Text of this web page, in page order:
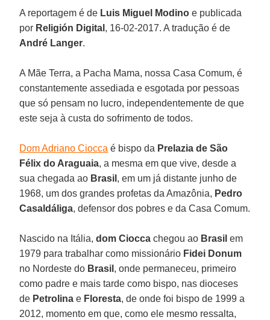
A reportagem é de Luis Miguel Modino e publicada
por Religión Digital , 16-02-2017. A tradução é de
André Langer.
A Mãe Terra, a Pacha Mama, nossa Casa Comum, é
constantemente assediada e esgotada por pessoas
que só pensam no lucro, independentemente de que
este seja à custa do sofrimento de todos.
Dom Adriano Ciocca é bispo da Prelazia de São
Félix do Araguaia, a mesma em que vive, desde a
sua chegada ao Brasil , em um já distante junho de
1968, um dos grandes profetas da Amazônia, Pedro
Casaldáliga, defensor dos pobres e da Casa Comum.
Nascido na Itália,dom Ciocca chegou ao Brasil em
1979 para trabalhar como missionário Fidei Donum
no Nordeste do Brasil , onde permaneceu, primeiro
como padre e mais tarde como bispo, nas dioceses
de Petrolina e Floresta, de onde foi bispo de 1999 a
2012, momento em que, como ele mesmo ressalta,